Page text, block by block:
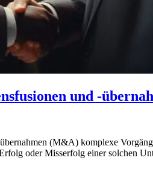
und -
(M&A) komplexe
oder Misserfolg einer solchen